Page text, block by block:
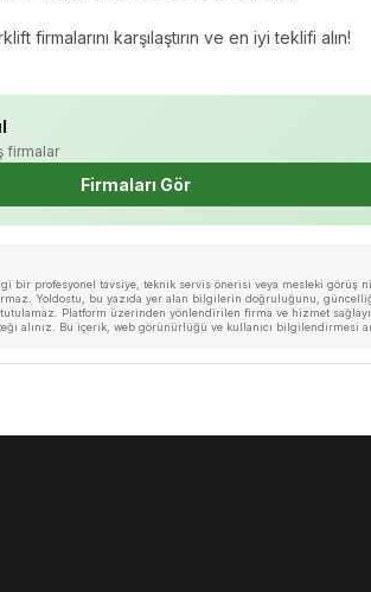
firmalarını karşılaştırın ve en iyi teklifi alın!
firmalar
Firmaları Gör
bir profesyonel tavsiye, teknik servis önerisi veya mesleki görüş
Yoldostu, bu yazıda yer alan bilgilerin doğruluğunu,
Platform üzerinden yönlendirilen firma ve hizmet
alınız. Bu içerik, web görünürlüğü ve kullanıcı bilgilendirmesi